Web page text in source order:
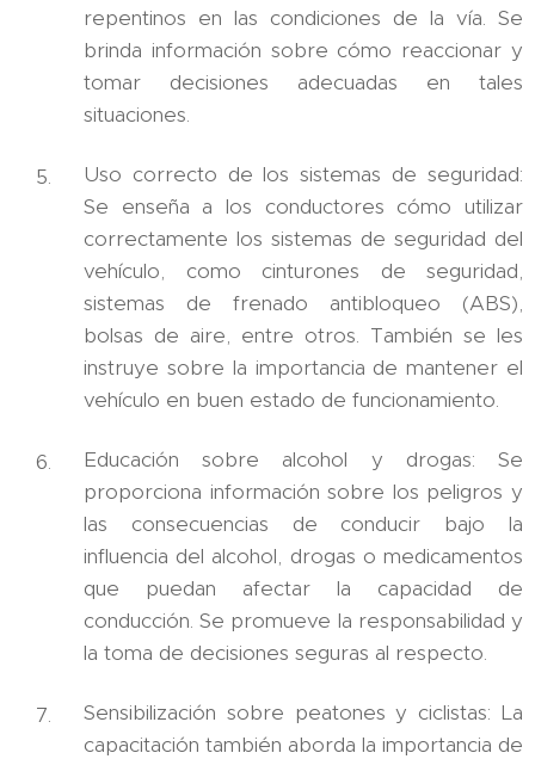
repentinos en las condiciones de la vía. Se
brinda información sobre cómo reaccionar y
tomar decisiones adecuadas en tales
situaciones.
Uso correcto de los sistemas de seguridad:
Se enseña a los conductores cómo utilizar
correctamente los sistemas de seguridad del
vehículo, como cinturones de seguridad,
sistemas de frenado antibloqueo (ABS),
bolsas de aire, entre otros. También se les
instruye sobre la importancia de mantener el
vehículo en buen estado de funcionamiento.
Educación sobre alcohol y drogas: Se
proporciona información sobre los peligros y
las consecuencias de conducir bajo la
influencia del alcohol, drogas o medicamentos
que puedan afectar la capacidad de
conducción. Se promueve la responsabilidad y
la toma de decisiones seguras al respecto.
Sensibilización sobre peatones y ciclistas: La
capacitación también aborda la importancia de